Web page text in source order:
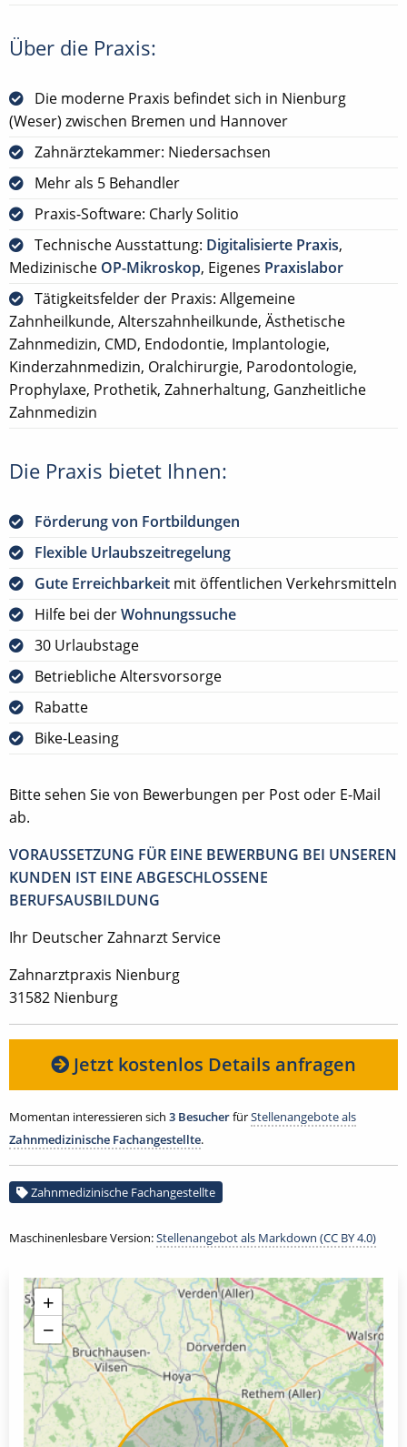
Über die Praxis:
Die moderne Praxis befindet sich in Nienburg
(Weser) zwischen Bremen und Hannover
Zahnärztekammer: Niedersachsen
Mehr als 5 Behandler
Praxis-Software: Charly Solitio
Technische Ausstattung: Digitalisierte Praxis,
Medizinische OP-Mikroskop, Eigenes Praxislabor
Tätigkeitsfelder der Praxis: Allgemeine
Zahnheilkunde, Alterszahnheilkunde, Ästhetische
Zahnmedizin, CMD, Endodontie, Implantologie,
Kinderzahnmedizin, Oralchirurgie, Parodontologie,
Prophylaxe, Prothetik, Zahnerhaltung, Ganzheitliche
Zahnmedizin
Die Praxis bietet Ihnen:
Förderung von Fortbildungen
Flexible Urlaubszeitregelung
Gute Erreichbarkeit mit öffentlichen Verkehrsmitteln
Hilfe bei derWohnungssuche
30 Urlaubstage
Betriebliche Altersvorsorge
Rabatte
Bike-Leasing
Bitte sehen Sie von Bewerbungen per Post oder E-Mail
ab.
VORAUSSETZUNG FÜR EINE BEWERBUNG BEI UNSEREN
KUNDEN IST EINE ABGESCHLOSSENE
BERUFSAUSBILDUNG
Ihr Deutscher Zahnarzt Service
Zahnarztpraxis Nienburg
31582 Nienburg
Jetzt kostenlos Details anfragen
Momentan interessieren sich 3 BesucherfürStellenangebote als
Zahnmedizinische Fachangestellte.
Zahnmedizinische Fachangestellte
Maschinenlesbare Version:Stellenangebot als Markdown (CC BY 4.0)
+
−